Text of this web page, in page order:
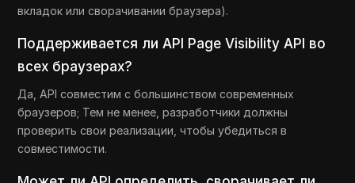
вкладок или сворачивании браузера).
Поддерживается ли API Page Visibility API во
всех браузерах?
Да, API совместим с большинством современных
браузеров; Тем не менее, разработчики должны
проверить свои реализации, чтобы убедиться в
совместимости.